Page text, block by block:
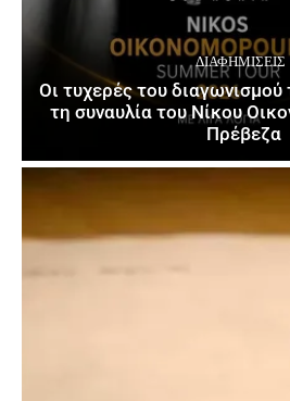
ΔΙΑΦΗΜΊΣΕΙΣ
Οι τυχερές του διαγωνισμού
τη συναυλία του Νίκου
Πρέβεζα